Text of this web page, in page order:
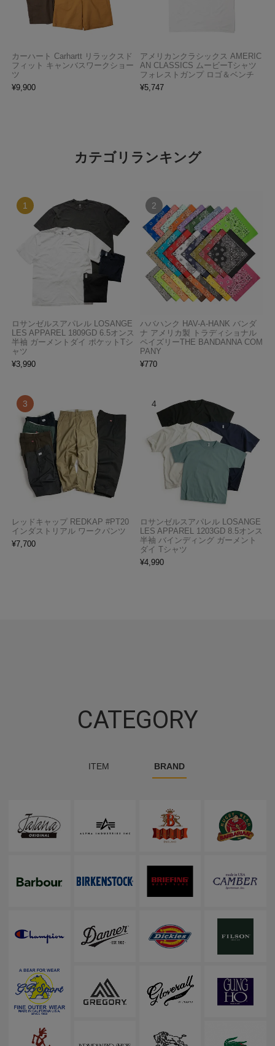
カーハート Carhartt リラックスド
フィット キャンバスワークショー
ツ
¥9,900
アメリカンクラシックス AMERIC
AN CLASSICS ムービーTシャツ
フォレストガンプ ロゴ＆ベンチ
¥5,747
カテゴリランキング
ロサンゼルスアパレル LOSANGE
LES APPAREL 1809GD 6.5オンス
半袖 ガーメントダイ ポケットTシ
ャツ
¥3,990
ハバハンク HAV-A-HANK バンダ
ナ アメリカ製 トラディショナル
ペイズリーTHE BANDANNA COM
PANY
¥770
レッドキャップ REDKAP #PT20
インダストリアル ワークパンツ
¥7,700
ロサンゼルスアパレル LOSANGE
LES APPAREL 1203GD 8.5オンス
半袖 バインディング ガーメント
ダイ Tシャツ
¥4,990
CATEGORY
ITEM BRAND